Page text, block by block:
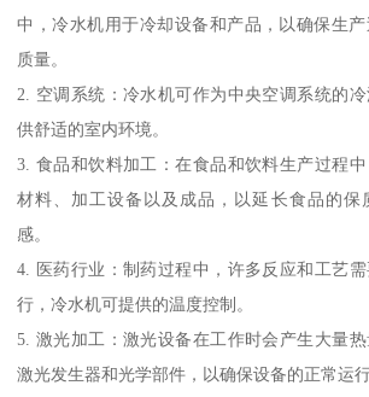
中，冷水机用于冷却设备和产品，以确保生
质量。
2. 空调系统：冷水机可作为中央空调系统的
供舒适的室内环境。
3. 食品和饮料加工：在食品和饮料生产过程
材料、加工设备以及成品，以延长食品的保
感。
4. 医药行业：制药过程中，许多反应和工艺
行，冷水机可提供的温度控制。
5. 激光加工：激光设备在工作时会产生大量
激光发生器和光学部件，以确保设备的正常运